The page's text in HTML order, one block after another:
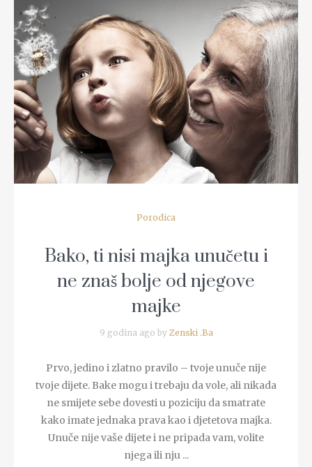
READ MORE
Porodica
Bako, ti nisi majka unučetu i
ne znaš bolje od njegove
majke
9 godina ago by Zenski .Ba
Prvo, jedino i zlatno pravilo – tvoje unuče nije
tvoje dijete. Bake mogu i trebaju da vole, ali nikada
ne smijete sebe dovesti u poziciju da smatrate
kako imate jednaka prava kao i djetetova majka.
Unuče nije vaše dijete i ne pripada vam, volite
njega ili nju ...